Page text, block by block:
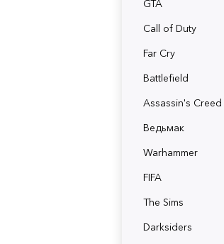
GTA
Call of Duty
Far Cry
Battlefield
Assassin's Creed
Ведьмак
Warhammer
FIFA
The Sims
Darksiders